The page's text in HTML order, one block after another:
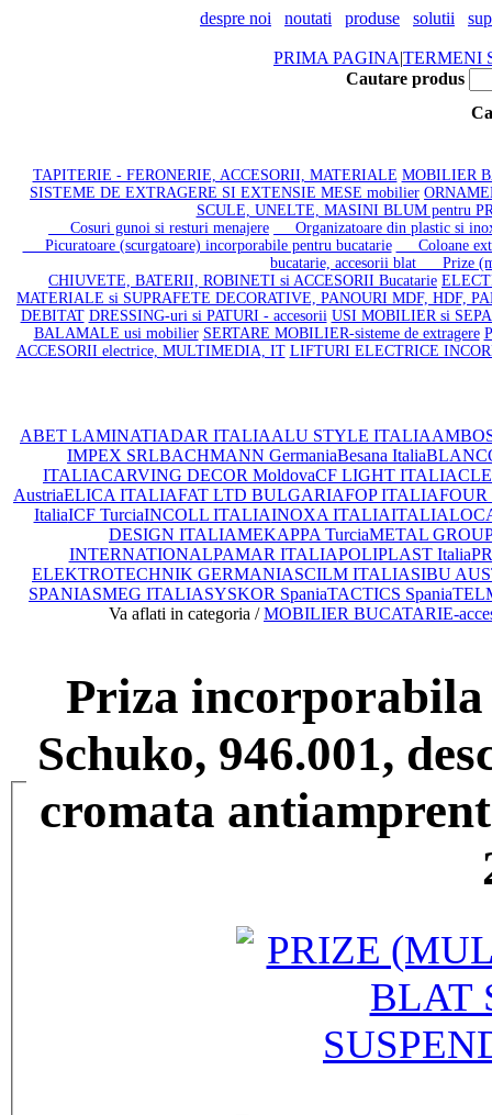
despre noi noutati produse solutii
PRIMA PAGINA|TERMENI
Cautare produs
TAPITERIE - FERONERIE, ACCESORII, MATERIALE MOBILIER
SISTEME DE EXTRAGERE SI EXTENSIE MESE mobilier
SCULE, UNELTE, MASINI BLUM pentru
Cosuri gunoi si resturi menajere
Organizatoare din plastic si
Picuratoare (scurgatoare) incorporabile pentru bucatarie
Coloane
bucatarie, accesorii blat
Prize
CHIUVETE, BATERII, ROBINETI si ACCESORII Bucatarie
MATERIALE si SUPRAFETE DECORATIVE, PANOURI MDF, HDF,
DEBITAT DRESSING-uri si PATURI - accesorii USI MOBILIER si
BALAMALE usi mobilier SERTARE MOBILIER-sisteme de extragere
ACCESORII electrice, MULTIMEDIA, IT LIFTURI ELECTRICE
ABET LAMINATIADAR ITALIAALU STYLE ITALIA
IMPEX SRLBACHMANN GermaniaBesana Italia
ITALIACARVING DECOR MoldovaCF LIGHT ITALIA
AustriaELICA ITALIAFAT LTD BULGARIAFOP ITALIA
ItaliaICF TurciaINCOLL ITALIAINOXA ITALIAITALIA
DESIGN ITALIAMEKAPPA TurciaMETAL
INTERNATIONALPAMAR ITALIAPOLIPLAST Italia
ELEKTROTECHNIK GERMANIASCILM ITALIASIBU
SPANIASMEG ITALIASYSKOR SpaniaTACTICS Spania
Va aflati in categoria /MOBILIER BUCATARIE-
Priza
Schuko, 946.001,
cromata